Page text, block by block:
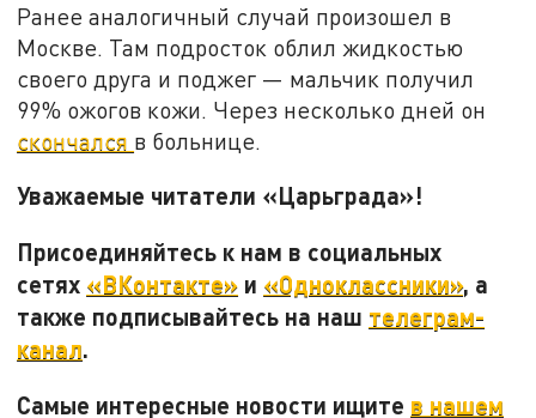
Ранее аналогичный случай произошел в
Москве. Там подросток облил жидкостью
своего друга и поджег — мальчик получил
99% ожогов кожи. Через несколько дней он
скончался в больнице.
Уважаемые читатели «Царьграда»!
Присоединяйтесь к нам в социальных
сетях «ВКонтакте» и «Одноклассники», а
также подписывайтесь на наш телеграм-
канал.
Самые интересные новости ищите в нашем